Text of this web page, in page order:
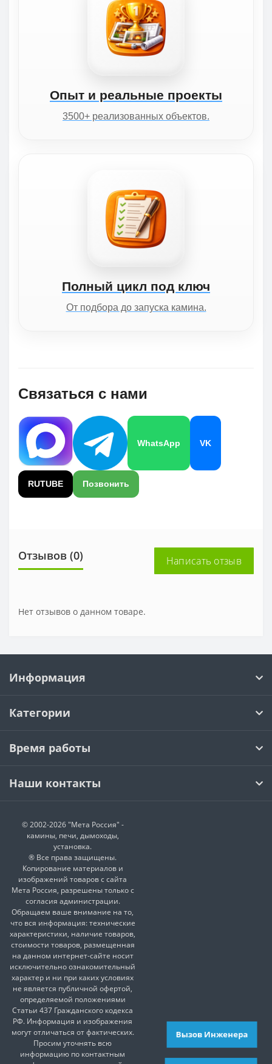
Опыт и реальные проекты
3500+ реализованных объектов.
Полный цикл под ключ
От подбора до запуска камина.
Связаться с нами
WhatsApp VK
RUTUBE Позвонить
Отзывов (0) Написать отзыв
Нет отзывов о данном товаре.
Информация
Категории
Время работы
Наши контакты
© 2002-2026 "Мета Россия" -
камины, печи, дымоходы,
установка.
® Все права защищены.
Копирование материалов и
изображений товаров с сайта
Мета Россия, разрешены только с
согласия администрации.
Обращаем ваше внимание на то,
что вся информация: технические
характеристики, наличие товаров,
стоимости товаров, размещенная
на данном интернет-сайте носит
исключительно ознакомительный
характер и ни при каких условиях
не является публичной офертой,
определяемой положениями
Статьи 437 Гражданского кодекса
РФ. Информация и изображения
могут отличаться от фактических.
Просим уточнять всю
информацию по контактным
Вызов Инженера